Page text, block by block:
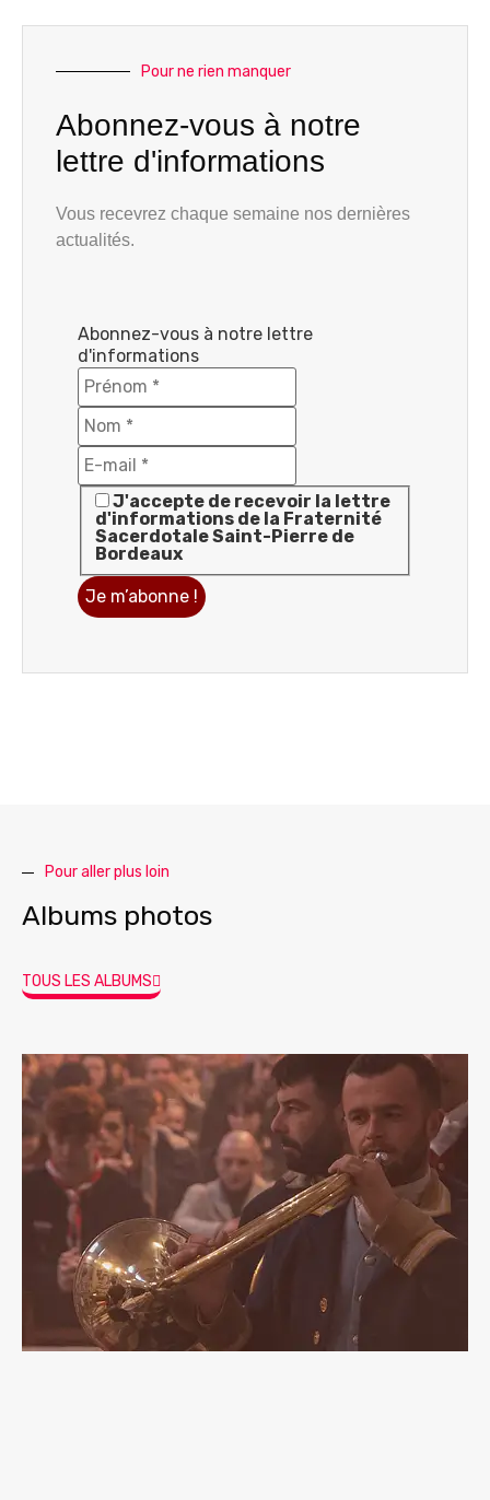
Pour ne rien manquer
Abonnez-vous à notre
lettre d'informations
Vous recevrez chaque semaine nos dernières
actualités.
Abonnez-vous à notre lettre
d'informations
J'accepte de recevoir la lettre
d'informations de la Fraternité
Sacerdotale Saint-Pierre de
Bordeaux
Pour aller plus loin
Albums photos
TOUS LES ALBUMS